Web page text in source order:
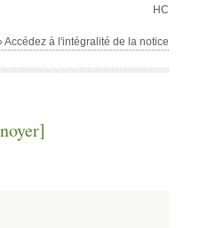
HC
› Accédez à l'intégralité de la notice